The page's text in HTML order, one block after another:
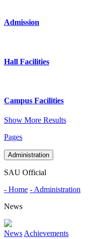
Admission
Hall Facilities
Campus Facilities
Show More Results
Pages
Administration
SAU Official
- Home - Administration
News
News Achievements